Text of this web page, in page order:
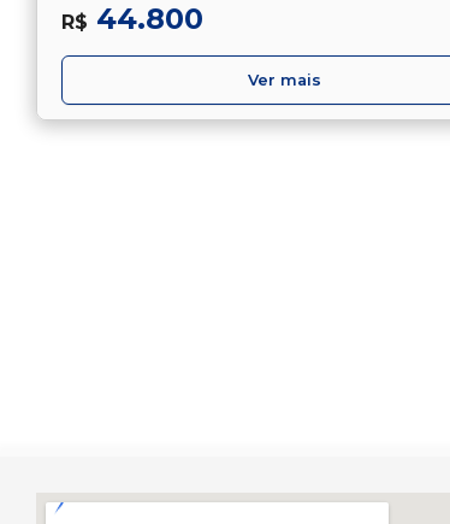
R$ 44.800
Ver mais